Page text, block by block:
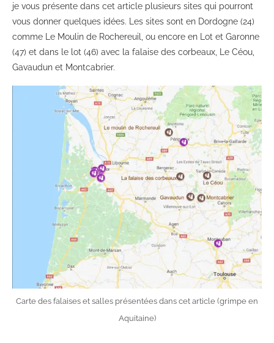
je vous présente dans cet article plusieurs sites qui pourront
vous donner quelques idées. Les sites sont en Dordogne (24)
comme Le Moulin de Rochereuil, ou encore en Lot et Garonne
(47) et dans le lot (46) avec la falaise des corbeaux, Le Céou,
Gavaudun et Montcabrier.
Carte des falaises et salles présentées dans cet article (grimpe en
Aquitaine)